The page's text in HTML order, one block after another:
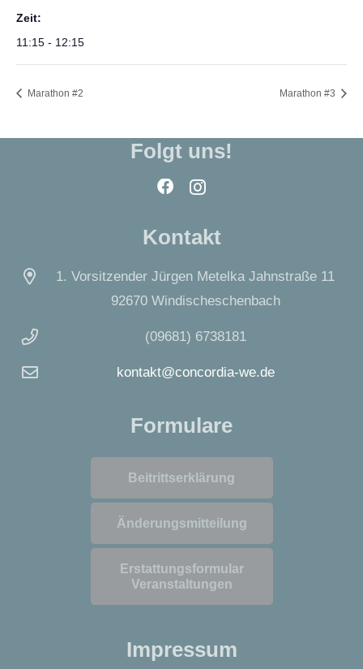
Zeit:
11:15 - 12:15
Marathon #2 Marathon #3
Folgt uns!
Kontakt
1. Vorsitzender Jürgen Metelka Jahnstraße 11
92670 Windischeschenbach
(09681) 6738181
kontakt@concordia-we.de
Formulare
Beitrittserklärung
Änderungsmitteilung
Erstattungsformular
Veranstaltungen
Impressum